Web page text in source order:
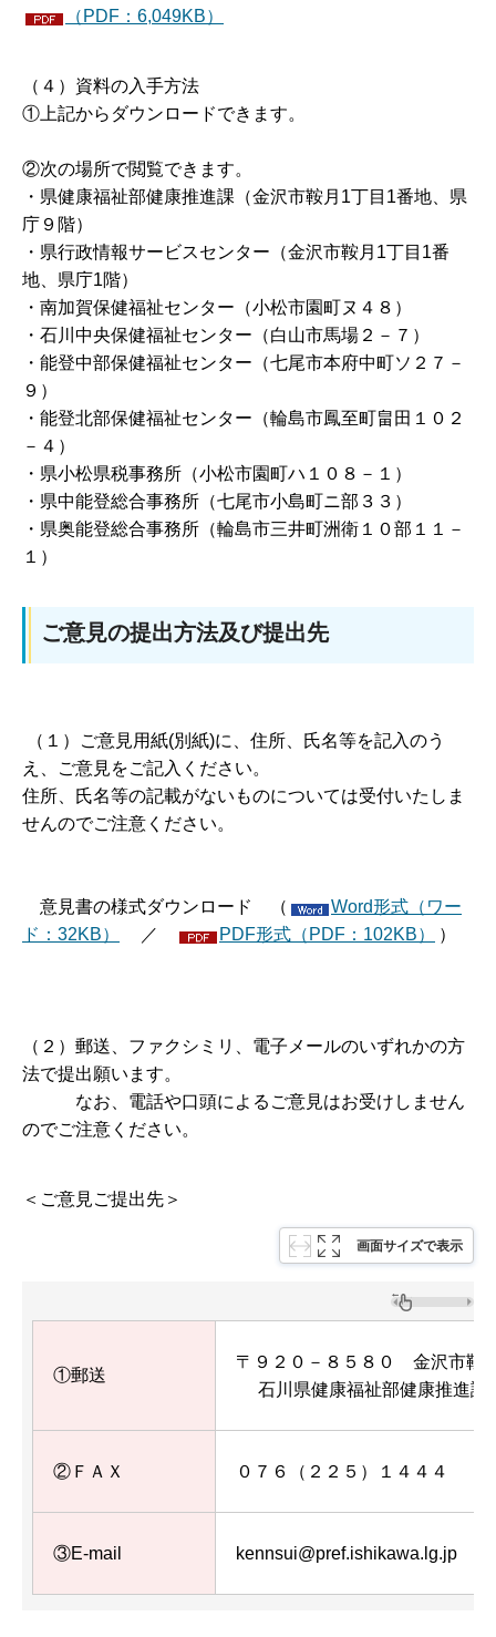
（PDF：6,049KB）
（４）資料の入手方法
①上記からダウンロードできます。
②次の場所で閲覧できます。
・県健康福祉部健康推進課（金沢市鞍月1丁目1番地、県
庁９階）
・県行政情報サービスセンター（金沢市鞍月1丁目1番
地、県庁1階）
・南加賀保健福祉センター（小松市園町ヌ４８）
・石川中央保健福祉センター（白山市馬場２－７）
・能登中部保健福祉センター（七尾市本府中町ソ２７－
９）
・能登北部保健福祉センター（輪島市鳳至町畠田１０２
－４）
・県小松県税事務所（小松市園町ハ１０８－１）
・県中能登総合事務所（七尾市小島町ニ部３３）
・県奥能登総合事務所（輪島市三井町洲衛１０部１１－
１）
ご意見の提出方法及び提出先
（１）ご意見用紙(別紙)に、住所、氏名等を記入のう
え、ご意見をご記入ください。
住所、氏名等の記載がないものについては受付いたしま
せんのでご注意ください。
意見書の様式ダウンロード （
Word形式（ワー
ド：32KB）
／ PDF形式（PDF：102KB） ）
（２）郵送、ファクシミリ、電子メールのいずれかの方
法で提出願います。
なお、電話や口頭によるご意見はお受けしません
のでご注意ください。
＜ご意見ご提出先＞
画面サイズで表示
①郵送
〒９２０－８５８０ 金沢市鞍
石川県健康福祉部健康推進課
②ＦＡＸ ０７６（２２５）１４４４
③E-mail kennsui@pref.ishikawa.lg.jp